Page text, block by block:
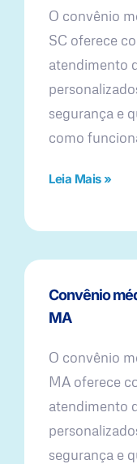
O convênio
SC oferece
atendimento
segurança e
como
Leia Mais »
Convênio
MA
O convênio
MA oferece
atendimento
segurança e